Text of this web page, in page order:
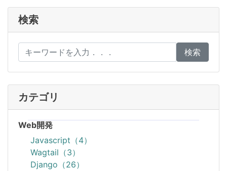
検索
検索
カテゴリ
Web開発
Javascript（4）
Wagtail（3）
Django（26）